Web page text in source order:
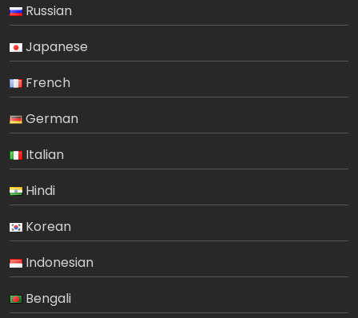
Russian
Japanese
French
German
Italian
Hindi
Korean
Indonesian
Bengali